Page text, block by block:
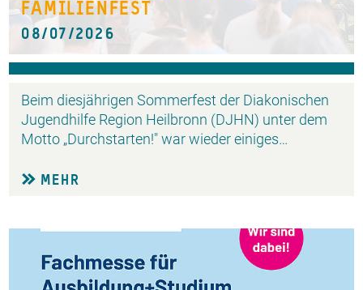
FAMILIENFEST
08/07/2026
Beim diesjährigen Sommerfest der Diakonischen
Jugendhilfe Region Heilbronn (DJHN) unter dem
Motto „Durchstarten!" war wieder einiges…
MEHR